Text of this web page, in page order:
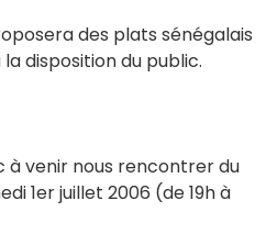
des plats sénégalais
disposition du public.
à venir nous rencontrer du
1er juillet 2006 (de 19h à